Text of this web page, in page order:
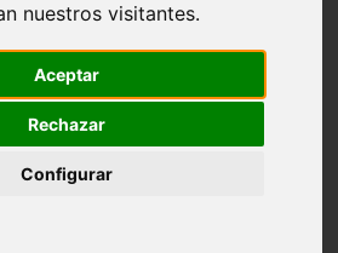
nuestros visitantes.
Aceptar
Rechazar
Configurar